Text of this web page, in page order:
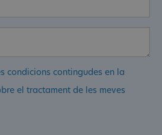
condicions contingudes en la
el tractament de les meves